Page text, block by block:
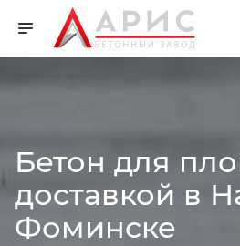
Бетон для
доставкой в
Фоминске
ЦЕНА